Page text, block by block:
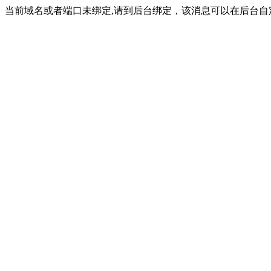
当前域名或者端口未绑定,请到后台绑定，该消息可以在后台自